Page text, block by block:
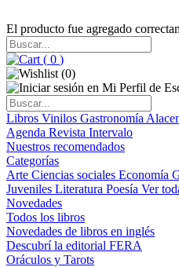
El producto fue agregado
( 0 )
(0)
Libros Vinilos Gastronomía
Agenda Revista Intervalo
Nuestros recomendados
Categorías
Arte Ciencias sociales Economía
Juveniles Literatura Poesía Ver
Novedades
Todos los libros
Novedades de libros en inglés
Descubrí la editorial FERA
Oráculos y Tarots